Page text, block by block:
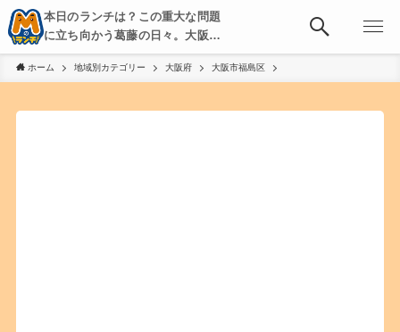
本日のランチは？この重大な問題
に立ち向かう葛藤の日々。大阪・
京都・神戸を中心とした食べ歩
き、飲み歩きを綴る。
ホーム 地域別カテゴリー 大阪府 大阪市福島区